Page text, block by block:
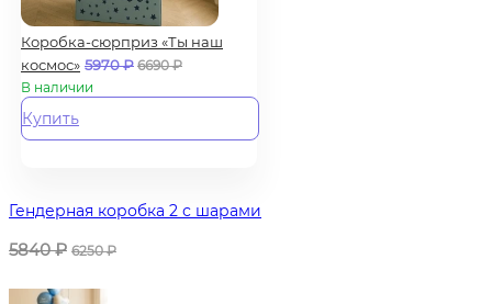
Коробка-сюрприз «Ты наш
космос» 5970₽ 6690₽
В наличии
Купить
Гендерная коробка 2 с шарами
5840₽ 6250₽